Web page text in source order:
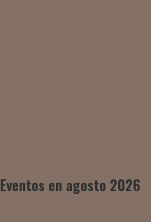
Eventos en agosto 2026